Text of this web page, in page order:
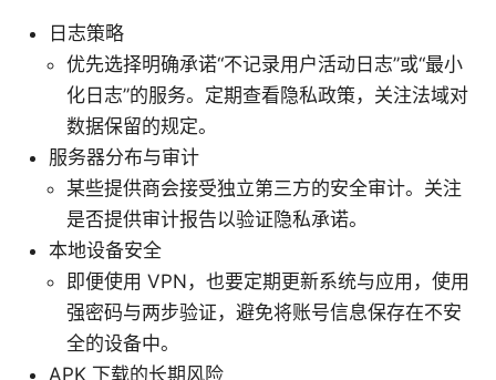
日志策略
优先选择明确承诺“不记录用户活动日志”或“最小
化日志”的服务。定期查看隐私政策，关注法域对
数据保留的规定。
服务器分布与审计
某些提供商会接受独立第三方的安全审计。关注
是否提供审计报告以验证隐私承诺。
本地设备安全
即便使用 VPN，也要定期更新系统与应用，使用
强密码与两步验证，避免将账号信息保存在不安
全的设备中。
APK 下载的长期风险